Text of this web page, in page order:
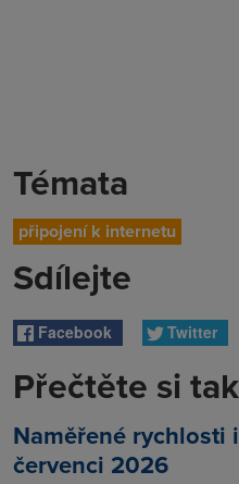
Témata
připojení k internetu
Sdílejte
Facebook Twitter
Přečtěte si
Naměřené rychlosti
červenci 2026